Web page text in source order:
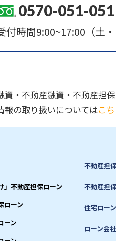
0570-051-051
付時間9:00~17:00 （土
資・不動産融資・不動産担
報の取り扱いについてはこ
」不動産担保ローン
ローン
ーン
不動産担
不動産担
住宅ロー
ローン会